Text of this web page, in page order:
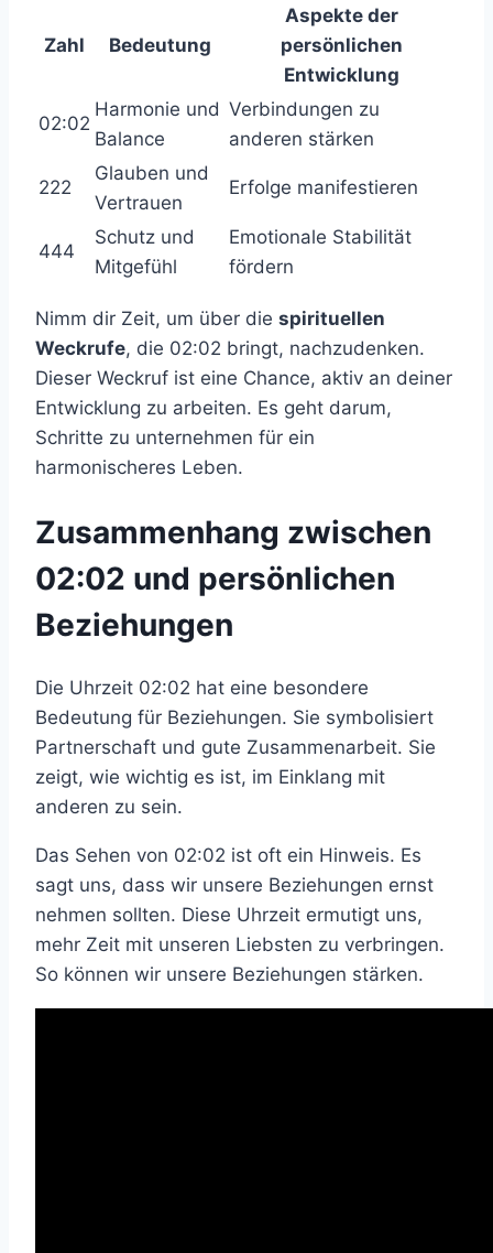
Zahl Bedeutung
Aspekte der
persönlichen
Entwicklung
02:02
Harmonie und
Balance
Verbindungen zu
anderen stärken
222
Glauben und
Vertrauen
Erfolge manifestieren
444
Schutz und
Mitgefühl
Emotionale Stabilität
fördern
Nimm dir Zeit, um über die spirituellen
Weckrufe, die 02:02 bringt, nachzudenken.
Dieser Weckruf ist eine Chance, aktiv an deiner
Entwicklung zu arbeiten. Es geht darum,
Schritte zu unternehmen für ein
harmonischeres Leben.
Zusammenhang zwischen
02:02 und persönlichen
Beziehungen
Die Uhrzeit 02:02 hat eine besondere
Bedeutung für Beziehungen. Sie symbolisiert
Partnerschaft und gute Zusammenarbeit. Sie
zeigt, wie wichtig es ist, im Einklang mit
anderen zu sein.
Das Sehen von 02:02 ist oft ein Hinweis. Es
sagt uns, dass wir unsere Beziehungen ernst
nehmen sollten. Diese Uhrzeit ermutigt uns,
mehr Zeit mit unseren Liebsten zu verbringen.
So können wir unsere Beziehungen stärken.